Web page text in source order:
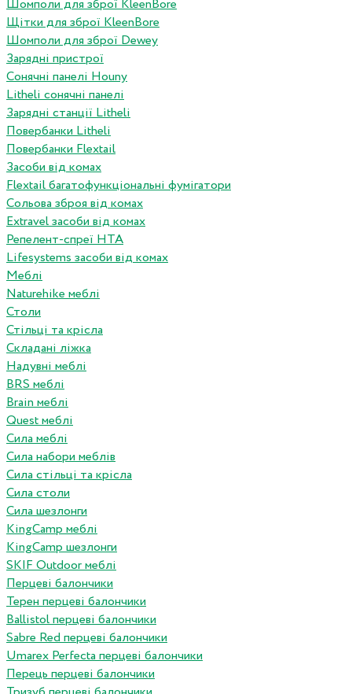
Шомполи для зброї KleenBore
Щітки для зброї KleenBore
Шомполи для зброї Dewey
Зарядні пристрої
Сонячні панелі Houny
Litheli сонячні панелі
Зарядні станції Litheli
Повербанки Litheli
Повербанки Flextail
Засоби від комах
Flextail багатофункціональні фумігатори
Сольова зброя від комах
Extravel засоби від комах
Репелент-спреї HTA
Lifesystems засоби від комах
Меблі
Naturehike меблі
Столи
Стільці та крісла
Складані ліжка
Надувні меблі
BRS меблі
Brain меблі
Quest меблі
Сила меблі
Сила набори меблів
Сила стільці та крісла
Сила столи
Сила шезлонги
KingCamp меблі
KingCamp шезлонги
SKIF Outdoor меблі
Перцеві балончики
Терен перцеві балончики
Ballistol перцеві балончики
Sabre Red перцеві балончики
Umarex Perfecta перцеві балончики
Перець перцеві балончики